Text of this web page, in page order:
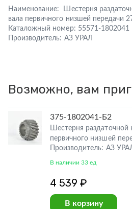
Наименование:
Шестерня
вала первичного низшей передачи
Каталожный номер: 55571-1802041
Производитель: АЗ УРАЛ
Возможно, вам
375-1802041-Б2
Шестерня раздаточной
первичного низшей
Производитель: АЗ УРАЛ
В наличии 33 ед
4 539 ₽
В корзину